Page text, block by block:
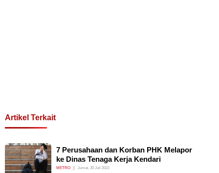
Artikel Terkait
7 Perusahaan dan Korban PHK Melapor
ke Dinas Tenaga Kerja Kendari
METRO Jumat, 30 Juli 2021